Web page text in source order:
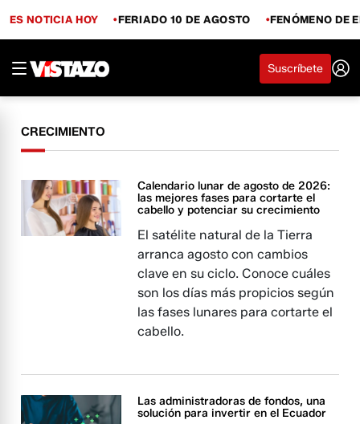
ES NOTICIA HOY FERIADO 10 DE AGOSTO FENÓMENO DE
Suscríbete
CRECIMIENTO
Calendario lunar de agosto de 2026:
las mejores fases para cortarte el
cabello y potenciar su crecimiento
El satélite natural de la Tierra
arranca agosto con cambios
clave en su ciclo. Conoce cuáles
son los días más propicios según
las fases lunares para cortarte el
cabello.
Las administradoras de fondos, una
solución para invertir en el Ecuador